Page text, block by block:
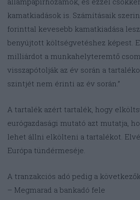
kamatkiadások is. Számításaik
forinttal kevesebb kamatkiadása
benyújtott költségvetéshez képest.
milliárdot a munkahelyteremtő
visszapótolják az év során a
szintjét nem érinti az év során.”
A tartalék azért tartalék, hogy
eurógazdasági mutató azt mutatja,
lehet állni elkölteni a tartalékot.
Európa tündérmeséje.
A tranzakciós adó pedig a
– Megmarad a bankadó fele